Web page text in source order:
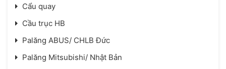
Cẩu quay
Cầu trục HB
Palăng ABUS/ CHLB Đức
Palăng Mitsubishi/ Nhật Bản